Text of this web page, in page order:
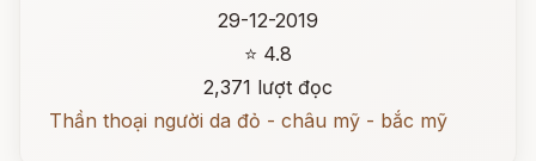
29-12-2019
⭐ 4.8
2,371 lượt đọc
Thần thoại người da đỏ - châu mỹ - bắc mỹ